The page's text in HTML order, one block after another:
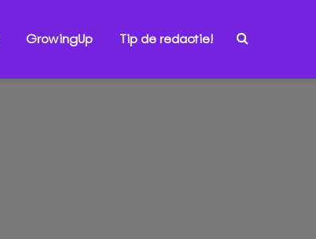
GrowingUp Tip de redactie!